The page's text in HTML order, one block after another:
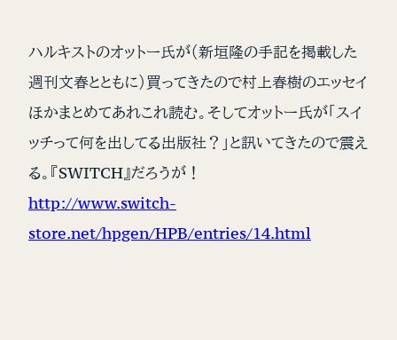
ハルキストのオットー氏が（新垣隆の手記を掲載した
週刊文春とともに）買ってきたので村上春樹のエッセイ
ほかまとめてあれこれ読む。そしてオットー氏が「スイ
ッチって何を出してる出版社？」と訊いてきたので震え
る。『SWITCH』だろうが！
http://www.switch-
store.net/hpgen/HPB/entries/14.html